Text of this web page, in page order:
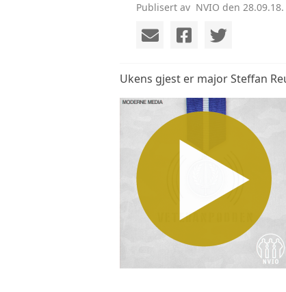
Publisert av ‎ NVIO den
Ukens gjest er major Steffan